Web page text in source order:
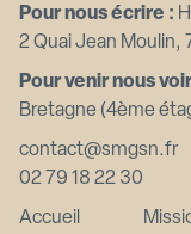
Pour nous écrire :
2 Quai Jean Moulin,
Pour venir nous
Bretagne (4ème
contact@smgsn.fr
02 79 18 22 30
Accueil